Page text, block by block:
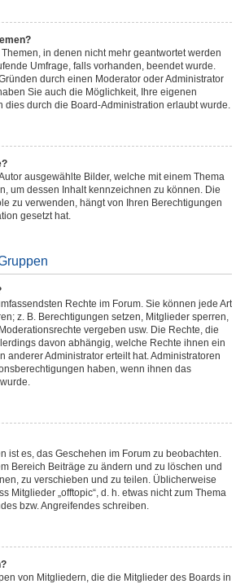
in denen nicht mehr geantwortet werden
Umfrage, falls vorhanden, beendet wurde.
durch einen Moderator oder Administrator
Sie auch die Möglichkeit, Ihre eigenen
dies durch die Board-Administration erlaubt wurde.
ausgewählte Bilder, welche mit einem Thema
um dessen Inhalt kennzeichnen zu können. Die
zu verwenden, hängt von Ihren Berechtigungen
gesetzt hat.
Rechte im Forum. Sie können jede Art
z. B. Berechtigungen setzen, Mitglieder sperren,
vergeben usw. Die Rechte, die
davon abhängig, welche Rechte ihnen ein
anderer Administrator erteilt hat. Administratoren
haben, wenn ihnen das
ist es, das Geschehen im Forum zu beobachten.
Bereich Beiträge zu ändern und zu löschen und
zu verschieben und zu teilen. Üblicherweise
Mitglieder „offtopic“, d. h. etwas nicht zum Thema
bzw. Angreifendes schreiben.
von Mitgliedern, die die Mitglieder des Boards in